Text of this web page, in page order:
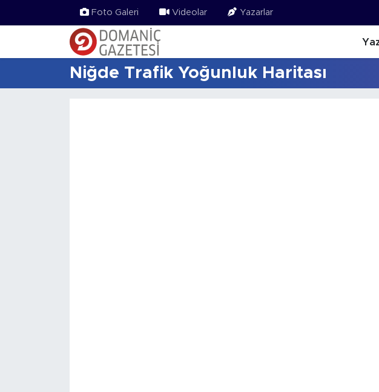
Foto Galeri Videolar Yazarlar
Niğde Trafik Yoğunluk Haritası